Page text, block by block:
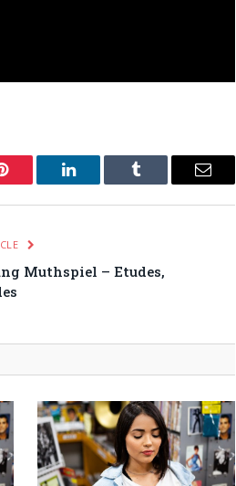
Pinterest LinkedIn Tumblr Email
Muthspiel – Etudes,